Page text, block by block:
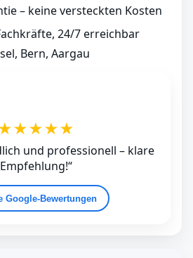
– keine versteckten Kosten
24/7 erreichbar
Bern, Aargau
und professionell – klare
Empfehlung!“